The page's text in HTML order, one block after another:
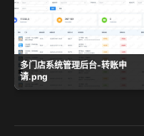
多门店系统管理后台-转账申
请.png